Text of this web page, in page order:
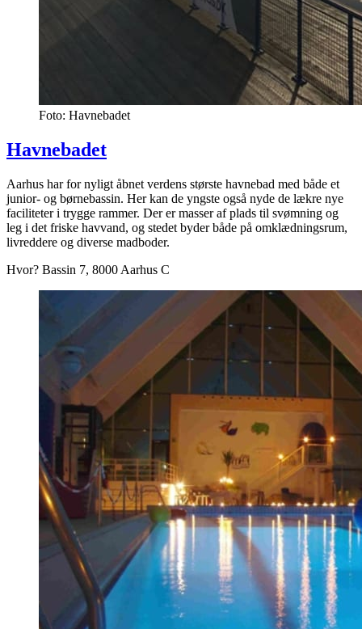
Foto: Havnebadet
Havnebadet
Aarhus har for nyligt åbnet verdens største havnebad med både et
junior- og børnebassin. Her kan de yngste også nyde de lækre nye
faciliteter i trygge rammer. Der er masser af plads til svømning og
leg i det friske havvand, og stedet byder både på omklædningsrum,
livreddere og diverse madboder.
Hvor? Bassin 7, 8000 Aarhus C